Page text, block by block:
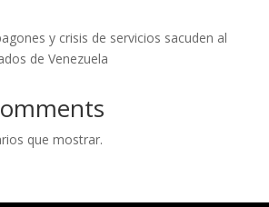
y crisis de servicios sacuden al
de Venezuela
que mostrar.